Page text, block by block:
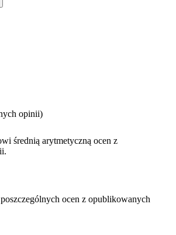
opinii)
średnią arytmetyczną ocen z
ocen z opublikowanych